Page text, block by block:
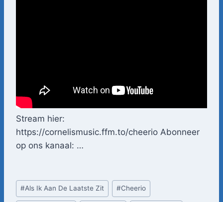
Stream hier:
https://cornelismusic.ffm.to/cheerio Abonneer
op ons kanaal: …
Bericht
tags:
#Als Ik Aan De Laatste Zit #Cheerio